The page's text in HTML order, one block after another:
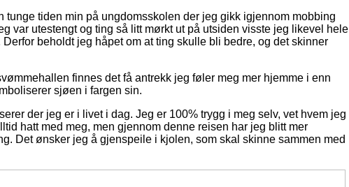
tiden min på ungdomsskolen der jeg gikk igjennom mobbing
var utestengt og ting så litt mørkt ut på utsiden visste jeg likevel hele
beholdt jeg håpet om at ting skulle bli bedre, og det skinner
finnes det få antrekk jeg føler meg mer hjemme i enn
sjøen i fargen sin.
der jeg er i livet i dag. Jeg er 100% trygg i meg selv, vet hvem jeg
hatt med meg, men gjennom denne reisen har jeg blitt mer
Det ønsker jeg å gjenspeile i kjolen, som skal skinne sammen med